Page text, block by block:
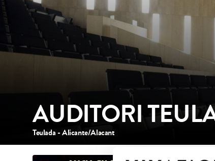
AUDITORI
Teulada - Alicante/Alacant